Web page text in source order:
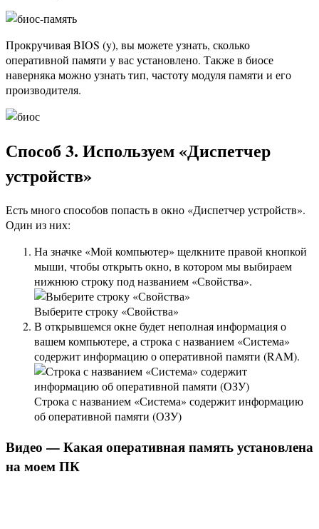
Прокручивая BIOS (y), вы можете узнать, сколько
оперативной памяти у вас установлено. Также в биосе
наверняка можно узнать тип, частоту модуля памяти и его
производителя.
Способ 3. Используем «Диспетчер
устройств»
Есть много способов попасть в окно «Диспетчер устройств».
Один из них:
На значке «Мой компьютер» щелкните правой кнопкой
мыши, чтобы открыть окно, в котором мы выбираем
нижнюю строку под названием «Свойства».
Выберите строку «Свойства»
В открывшемся окне будет неполная информация о
вашем компьютере, а строка с названием «Система»
содержит информацию о оперативной памяти (RAM).
Строка с названием «Система» содержит информацию
об оперативной памяти (ОЗУ)
Видео — Какая оперативная память установлена
на моем ПК